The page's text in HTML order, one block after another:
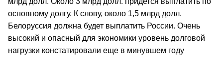
основному долгу. К слову, около 1,5 млрд долл.
Белоруссия должна будет выплатить России. Очень
высокий и опасный для экономики уровень долговой
нагрузки констатировали еще в минувшем году